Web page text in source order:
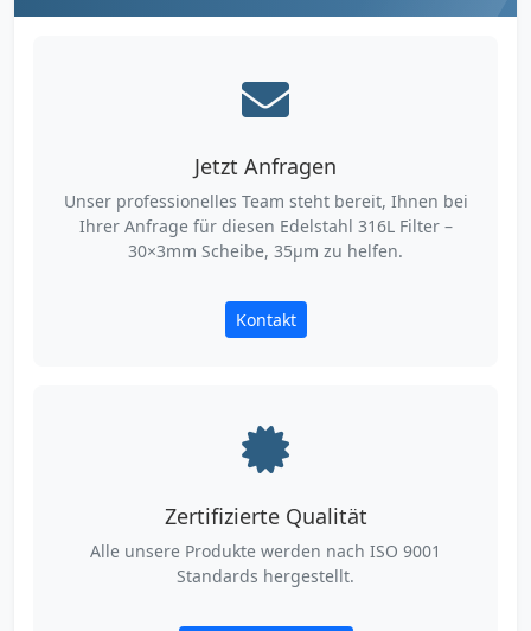
Jetzt Anfragen
Unser professionelles Team steht bereit, Ihnen bei
Ihrer Anfrage für diesen Edelstahl 316L Filter –
30×3mm Scheibe, 35µm zu helfen.
Kontakt
Zertifizierte Qualität
Alle unsere Produkte werden nach ISO 9001
Standards hergestellt.